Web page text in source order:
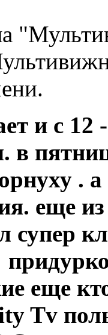
и с 12
в
.
еще из
супер
еще
Tv